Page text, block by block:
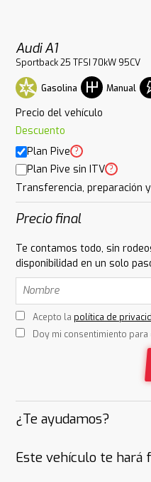
Audi A1
Sportback 25 TFSI 70kW 95CV
Gasolina Manual
Precio del vehículo
Descuento
Plan Pive ?
Plan Pive sin ITV ?
Transferencia, preparación
Precio final
Te contamos todo, sin
disponibilidad en un solo
Acepto la política de
Doy mi consentimiento
¿Te ayudamos?
Este vehículo te hará